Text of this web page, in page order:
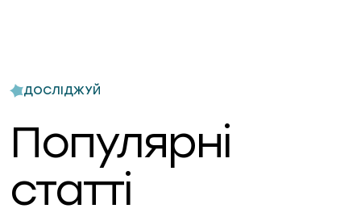
ДОСЛІДЖУЙ
Популярні
статті